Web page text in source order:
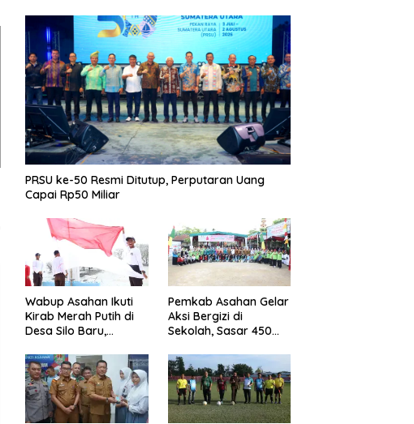
PRSU ke-50 Resmi Ditutup, Perputaran Uang
Capai Rp50 Miliar
Wabup Asahan Ikuti
Kirab Merah Putih di
Desa Silo Baru,
Menggema
Pemkab Asahan Gelar
Aksi Bergizi di
Sekolah, Sasar 450
Stunting